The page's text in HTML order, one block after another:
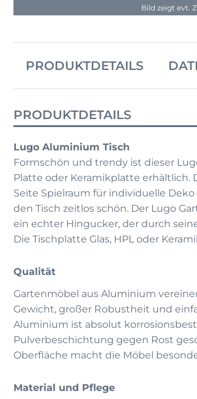
Bild zeigt evt.
PRODUKTDETAILS
PRODUKTDETAILS
Lugo Aluminium Tisch
Formschön und trendy ist dieser
Platte oder Keramikplatte erhältlich.
Seite Spielraum für individuelle
den Tisch zeitlos schön. Der Lugo
ein echter Hingucker, der durch
Die Tischplatte Glas, HPL oder
Qualität
Gartenmöbel aus Aluminium
Gewicht, großer Robustheit und
Aluminium ist absolut
Pulverbeschichtung gegen Rost
Oberfläche macht die Möbel
Material und Pflege